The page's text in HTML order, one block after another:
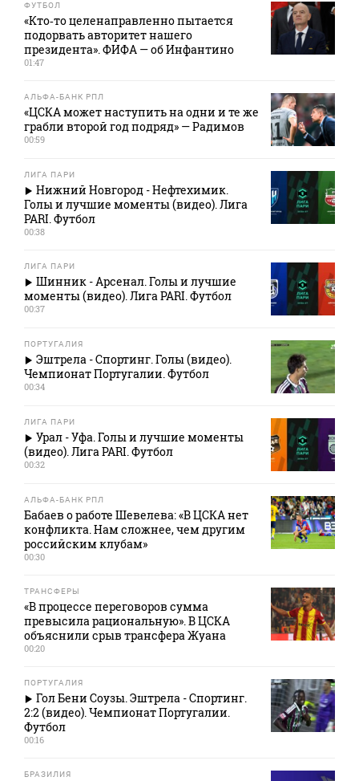
ФУТБОЛ
«Кто‑то целенаправленно пытается
подорвать авторитет нашего
президента». ФИФА — об Инфантино
01:47
АЛЬФА-БАНК РПЛ
«ЦСКА может наступить на одни и те же
грабли второй год подряд» — Радимов
00:59
ЛИГА ПАРИ
Нижний Новгород - Нефтехимик.
Голы и лучшие моменты (видео). Лига
PARI. Футбол
00:38
ЛИГА ПАРИ
Шинник - Арсенал. Голы и лучшие
моменты (видео). Лига PARI. Футбол
00:37
ПОРТУГАЛИЯ
Эштрела - Спортинг. Голы (видео).
Чемпионат Португалии. Футбол
00:34
ЛИГА ПАРИ
Урал - Уфа. Голы и лучшие моменты
(видео). Лига PARI. Футбол
00:32
АЛЬФА-БАНК РПЛ
Бабаев о работе Шевелева: «В ЦСКА нет
конфликта. Нам сложнее, чем другим
российским клубам»
00:30
ТРАНСФЕРЫ
«В процессе переговоров сумма
превысила рациональную». В ЦСКА
объяснили срыв трансфера Жуана
00:20
ПОРТУГАЛИЯ
Гол Бени Соузы. Эштрела - Спортинг.
2:2 (видео). Чемпионат Португалии.
Футбол
00:16
БРАЗИЛИЯ